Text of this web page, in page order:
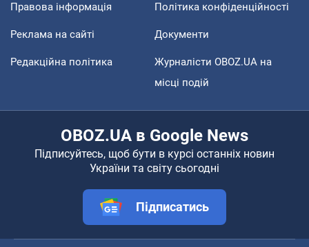
Правова інформація Політика конфіденційності
Реклама на сайті Документи
Редакційна політика
Журналісти OBOZ.UA на
місці подій
OBOZ.UA в Google News
Підписуйтесь, щоб бути в курсі останніх новин
України та світу сьогодні
Підписатись